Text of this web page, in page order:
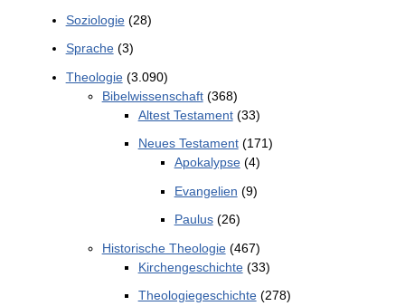
Soziologie(28)
Sprache(3)
Theologie(3.090)
Bibelwissenschaft(368)
Altest Testament(33)
Neues Testament(171)
Apokalypse(4)
Evangelien (9)
Paulus(26)
Historische Theologie(467)
Kirchengeschichte(33)
Theologiegeschichte(278)